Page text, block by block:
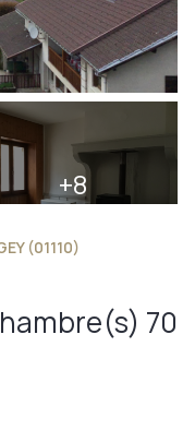
+8
(01110)